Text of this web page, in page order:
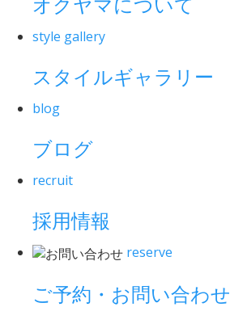
style gallery
スタイルギャラリー
blog
ブログ
recruit
採用情報
reserve
ご予約・お問い合わせ